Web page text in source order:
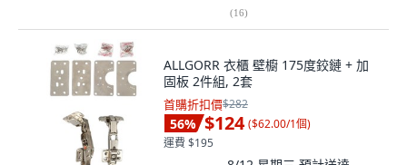
(16)
ALLGORR 衣櫃 壁櫥 175度鉸鏈 + 加
固板 2件組, 2套
首購折扣價$282
56% $124 ($62.00/1個)
運費 $195